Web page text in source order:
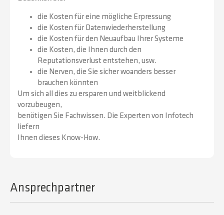
die Kosten für eine mögliche Erpressung
die Kosten für Datenwiederherstellung
die Kosten für den Neuaufbau Ihrer Systeme
die Kosten, die Ihnen durch den
Reputationsverlust entstehen, usw.
die Nerven, die Sie sicher woanders besser
brauchen könnten
Um sich all dies zu ersparen und weitblickend
vorzubeugen,
benötigen Sie Fachwissen. Die Experten von Infotech
liefern
Ihnen dieses Know-How.
Ansprechpartner